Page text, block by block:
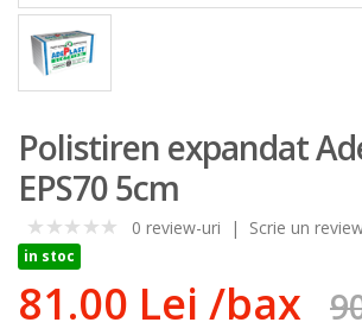
Polistiren expandat
EPS70 5cm
0
0 review-uri | Scrie un
in stoc
81.00 Lei /bax